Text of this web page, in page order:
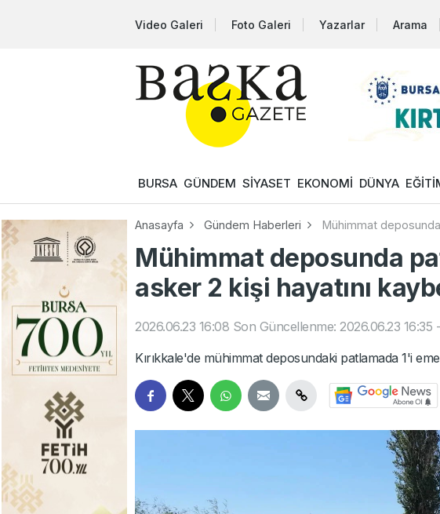
Video Galeri Foto Galeri Yazarlar Arama
BURSA GÜNDEM SİYASET EKONOMİ DÜNYA
Anasayfa Gündem Haberleri Mühimmat
Mühimmat deposunda
asker 2 kişi hayatını
2026.06.23 16:08 Son Güncellenme: 2026.06.23 16:35 -
Kırıkkale'de mühimmat deposundaki patlamada 1'i